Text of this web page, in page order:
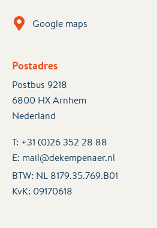
Google maps
Postadres
Postbus 9218
6800 HX Arnhem
Nederland
T: +31 (0)26 352 28 88
E: mail@dekempenaer.nl
BTW: NL 8179.35.769.B01
KvK: 09170618